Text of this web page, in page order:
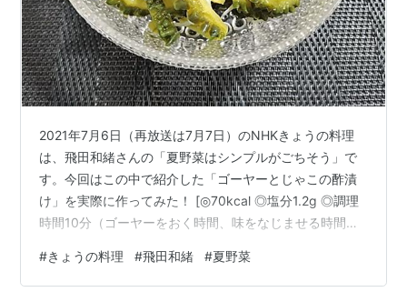
2021年7月6日（再放送は7月7日）のNHKきょうの料理
は、飛田和緒さんの「夏野菜はシンプルがごちそう」で
す。今回はこの中で紹介した「ゴーヤーとじゃこの酢漬
け」を実際に作ってみた！ [◎70kcal ◎塩分1.2g ◎調理
時間10分（ゴーヤーをおく時間、味をなじませる時間は
菜です。 でも、肝心のお味は・・・
#きょうの料理 #飛田和緒 #夏野菜